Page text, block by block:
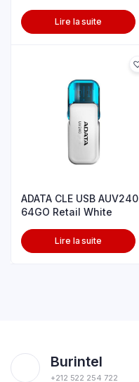
Lire la suite
ADATA CLE USB AUV240
64GO Retail White
Lire la suite
Burintel
+212 522 254 722